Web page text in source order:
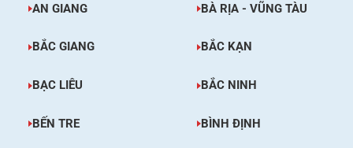
AN GIANG BÀ RỊA - VŨNG TÀU
BẮC GIANG BẮC KẠN
BẠC LIÊU BẮC NINH
BẾN TRE BÌNH ĐỊNH